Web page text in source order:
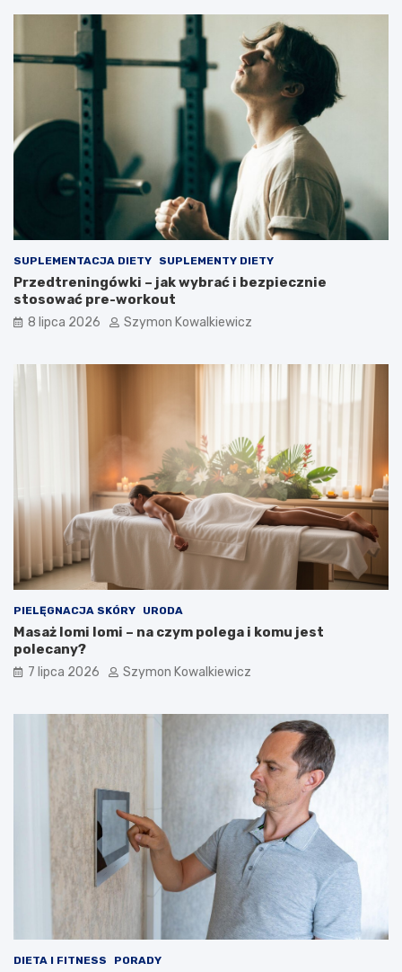
SUPLEMENTACJA DIETY SUPLEMENTY DIETY
Przedtreningówki – jak wybrać i bezpiecznie
stosować pre-workout
8 lipca 2026 Szymon Kowalkiewicz
PIELĘGNACJA SKÓRY URODA
Masaż lomi lomi – na czym polega i komu jest
polecany?
7 lipca 2026 Szymon Kowalkiewicz
DIETA I FITNESS PORADY